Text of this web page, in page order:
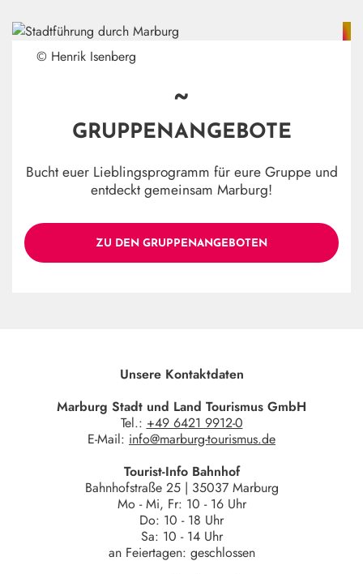
© Henrik Isenberg
~
GRUPPENANGEBOTE
Bucht euer Lieblingsprogramm für eure Gruppe und
entdeckt gemeinsam Marburg!
ZU DEN GRUPPENANGEBOTEN
Unsere Kontaktdaten
Marburg Stadt und Land Tourismus GmbH
Tel.: +49 6421 9912-0
E-Mail: info@marburg-tourismus.de
Tourist-Info Bahnhof
Bahnhofstraße 25 | 35037 Marburg
Mo - Mi, Fr: 10 - 16 Uhr
Do: 10 - 18 Uhr
Sa: 10 - 14 Uhr
an Feiertagen: geschlossen